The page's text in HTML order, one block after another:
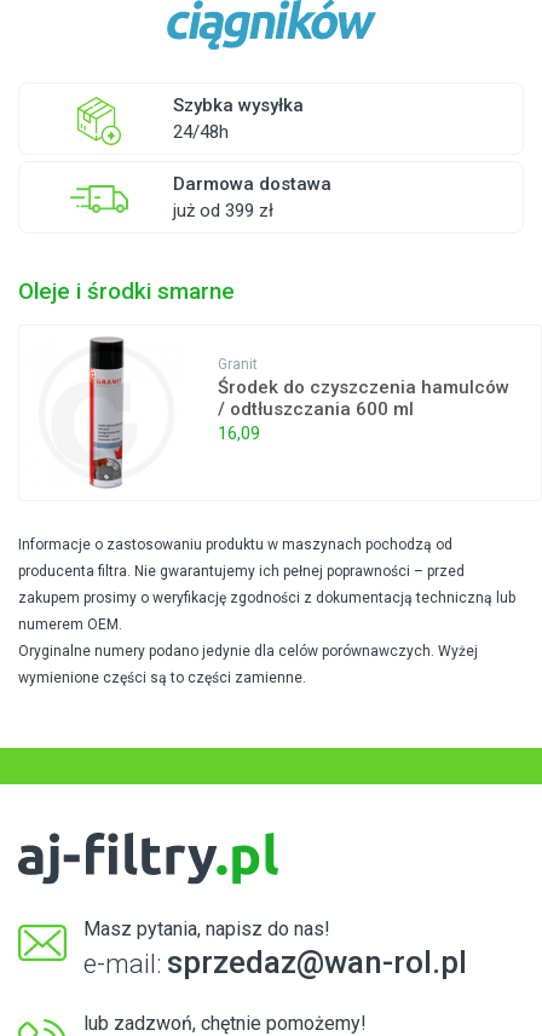
Szybka wysyłka
24/48h
Darmowa dostawa
już od 399 zł
Oleje i środki smarne
Granit
Środek do czyszczenia hamulców
/ odtłuszczania 600 ml
16,09
Informacje o zastosowaniu produktu w maszynach pochodzą od
producenta filtra. Nie gwarantujemy ich pełnej poprawności – przed
zakupem prosimy o weryfikację zgodności z dokumentacją techniczną lub
numerem OEM.
Oryginalne numery podano jedynie dla celów porównawczych. Wyżej
wymienione części są to części zamienne.
Masz pytania, napisz do nas!
e-mail: sprzedaz@wan-rol.pl
lub zadzwoń, chętnie pomożemy!